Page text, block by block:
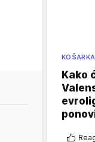
KOŠARKA
Kako